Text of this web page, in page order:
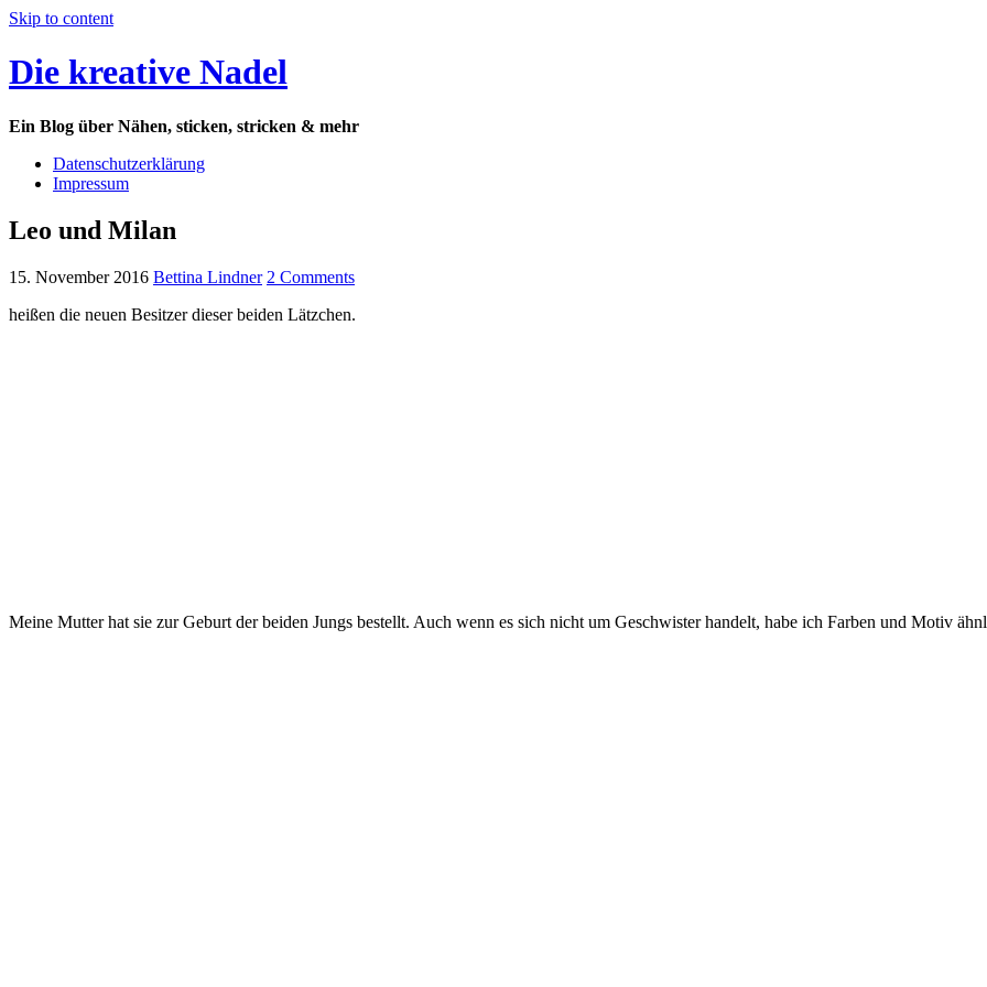
Skip to content
Die kreative Nadel
Ein Blog über Nähen, sticken, stricken & mehr
Datenschutzerklärung
Impressum
Leo und Milan
15. November 2016 Bettina Lindner 2 Comments
heißen die neuen Besitzer dieser beiden Lätzchen.